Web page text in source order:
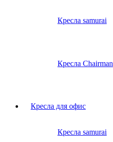
Кресла samurai
Кресла Chairman
Кресла для офис
Кресла samurai